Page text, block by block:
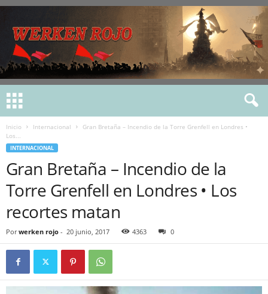
Inicio Internacional
Gran Bretaña – Incendio de la Torre Grenfell en Londres •
Los...
INTERNACIONAL
Gran Bretaña – Incendio de la
Torre Grenfell en Londres • Los
recortes matan
Por werken rojo - 20 junio, 2017 4363 0